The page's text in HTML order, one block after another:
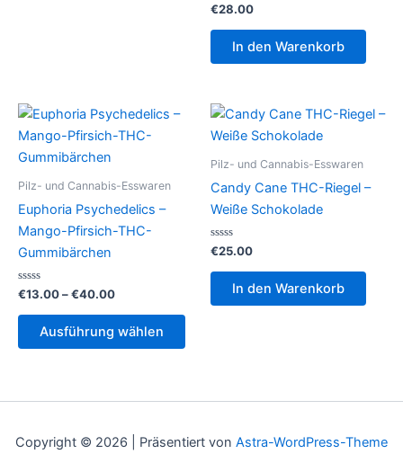
Bewertet
0
€28.00
In den Warenkorb
Pilz- und Cannabis-Esswaren
Euphoria Psychedelics –
Mango-Pfirsich-THC-
Gummibärchen
Bewertet
mit
0
€13.00–€40.00Preisspanne:
bis
€40.00
Ausführung wählen
Dieses
Varianten
Die
Pilz- und Cannabis-Esswaren
Candy Cane THC-Riegel –
Weiße Schokolade
Bewertet
mit
0
€25.00
In den Warenkorb
Copyright © 2026 | Präsentiert von Astra-WordPress-Theme